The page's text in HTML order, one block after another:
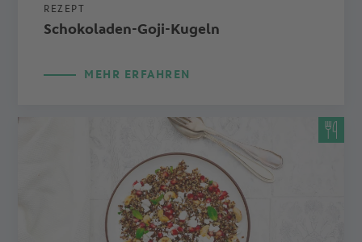
REZEPT
Schokoladen-Goji-Kugeln
MEHR ERFAHREN